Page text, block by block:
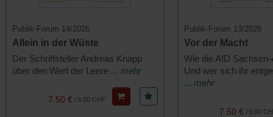
Publik-Forum 14/2026
Allein in der Wüste
Der Schriftsteller Andreas Knapp
über den Wert der Leere ... mehr
9.00 CHF
/
7.50 €
Publik-Forum 13/2026
Vor der Macht
Wie die AfD
Und wer sich ihr
... mehr
9.00
/
7.50 €